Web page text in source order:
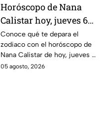
Horóscopo de Nana
Calistar hoy, jueves 6
de agosto: a estos
signos se les abren las
puertas del dinero
Conoce qué te depara el
zodiaco con el horóscopo de
Nana Calistar de hoy, jueves 6
de agosto. ¿Será dinero o
05 agosto, 2026